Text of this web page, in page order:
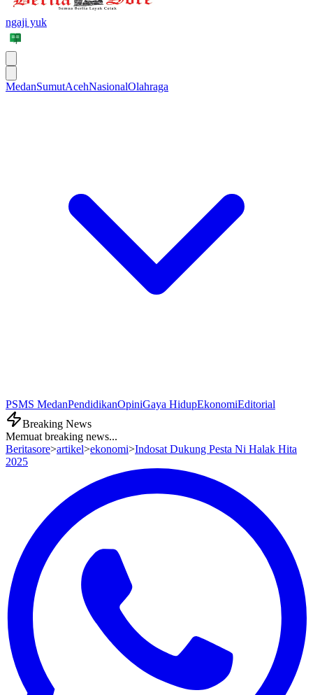
ngaji yuk
MedanSumutAcehNasionalOlahraga
PSMS MedanPendidikanOpiniGaya HidupEkonomiEditorial
Breaking News
Memuat breaking news...
Beritasore>artikel>ekonomi>Indosat Dukung Pesta Ni Halak Hita
2025